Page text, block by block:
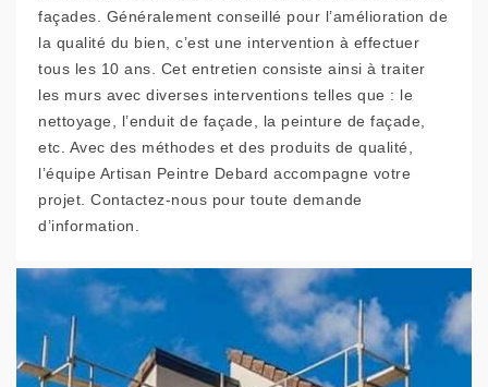
façades. Généralement conseillé pour l’amélioration de
la qualité du bien, c’est une intervention à effectuer
tous les 10 ans. Cet entretien consiste ainsi à traiter
les murs avec diverses interventions telles que : le
nettoyage, l’enduit de façade, la peinture de façade,
etc. Avec des méthodes et des produits de qualité,
l’équipe Artisan Peintre Debard accompagne votre
projet. Contactez-nous pour toute demande
d’information.